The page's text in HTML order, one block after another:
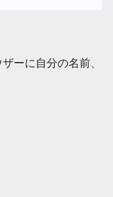
ーに自分の名前、